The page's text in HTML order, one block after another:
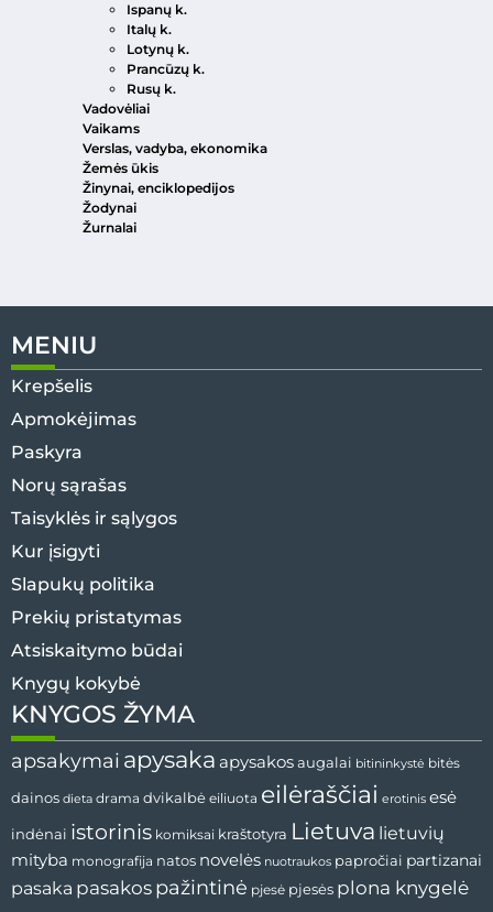
Ispanų k.
Italų k.
Lotynų k.
Prancūzų k.
Rusų k.
Vadovėliai
Vaikams
Verslas, vadyba, ekonomika
Žemės ūkis
Žinynai, enciklopedijos
Žodynai
Žurnalai
MENIU
Krepšelis
Apmokėjimas
Paskyra
Norų sąrašas
Taisyklės ir sąlygos
Kur įsigyti
Slapukų politika
Prekių pristatymas
Atsiskaitymo būdai
Knygų kokybė
KNYGOS ŽYMA
apsakymai apysaka apysakos augalai bitininkystė bitės
dainos dieta drama dvikalbė eiliuota eilėraščiai erotinis esė
indėnai istorinis komiksai kraštotyra Lietuva lietuvių
mityba monografija natos novelės nuotraukos papročiai partizanai
pasaka pasakos pažintinė pjesė pjesės plona knygelė